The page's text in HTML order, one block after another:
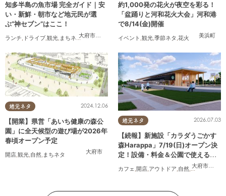
大府市半田市 常滑市 美浜町,南知多町
知多半島の魚市場 完全ガイド｜安
い・新鮮・朝市など地元民が選
ぶ“神セブン”はここ！
ランチ, ドライブ,観光, まちネタ ,連載 家族 カップル,友人 美浜町
約1,000発の花火が夜空を彩る！
「盆踊りと河和花火大会」河和港
で8/14(金)開催
イベント ,観光,季節ネタ ,花火
地元ネタ
大府市
2024.12.06
【開業】県営「あいち健康の森公
園」に全天候型の遊び場が2026年
春頃オープン予定
開店 観光 自然 まちネタ
地元ネタ
大府市
,東浦
2026.07.03
【続報】新施設「カラダうごかす
森Harappa」7/19(日)オープン決
定！設備・料金＆公園で使えるレ
カフェ 開店 アウトドア 自然 まちネタ,